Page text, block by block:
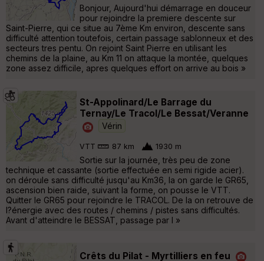
Bonjour, Aujourd'hui démarrage en douceur
pour rejoindre la premiere descente sur
Saint-Pierre, qui ce situe au 7ème Km environ, descente sans
difficulté attention toutefois, certain passage sablonneux et des
secteurs tres pentu. On rejoint Saint Pierre en utilisant les
chemins de la plaine, au Km 11 on attaque la montée, quelques
zone assez difficile, apres quelques effort on arrive au bois »
St-Appolinard/Le Barrage du
Ternay/Le Tracol/Le Bessat/Veranne
Vérin
VTT 87 km 1930 m
Sortie sur la journée, très peu de zone
technique et cassante (sortie effectuée en semi rigide acier).
on déroule sans difficulté jusqu'au Km36, la on garde le GR65,
ascension bien raide, suivant la forme, on pousse le VTT.
Quitter le GR65 pour rejoindre le TRACOL. De la on retrouve de
l?énergie avec des routes / chemins / pistes sans difficultés.
Avant d'atteindre le BESSAT, passage par l »
Crêts du Pilat - Myrtilliers en feu